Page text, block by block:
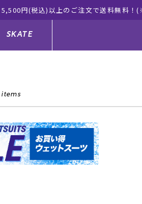
ツ公式オンラインショップ 新作続々入
トップス
サンダル
ウェットスーツ
キッズサーフィン
バインディング
スノーボードウェア
SKATE
キッズスケートボード
スケートボードメンテナンスグッ
ズ
items